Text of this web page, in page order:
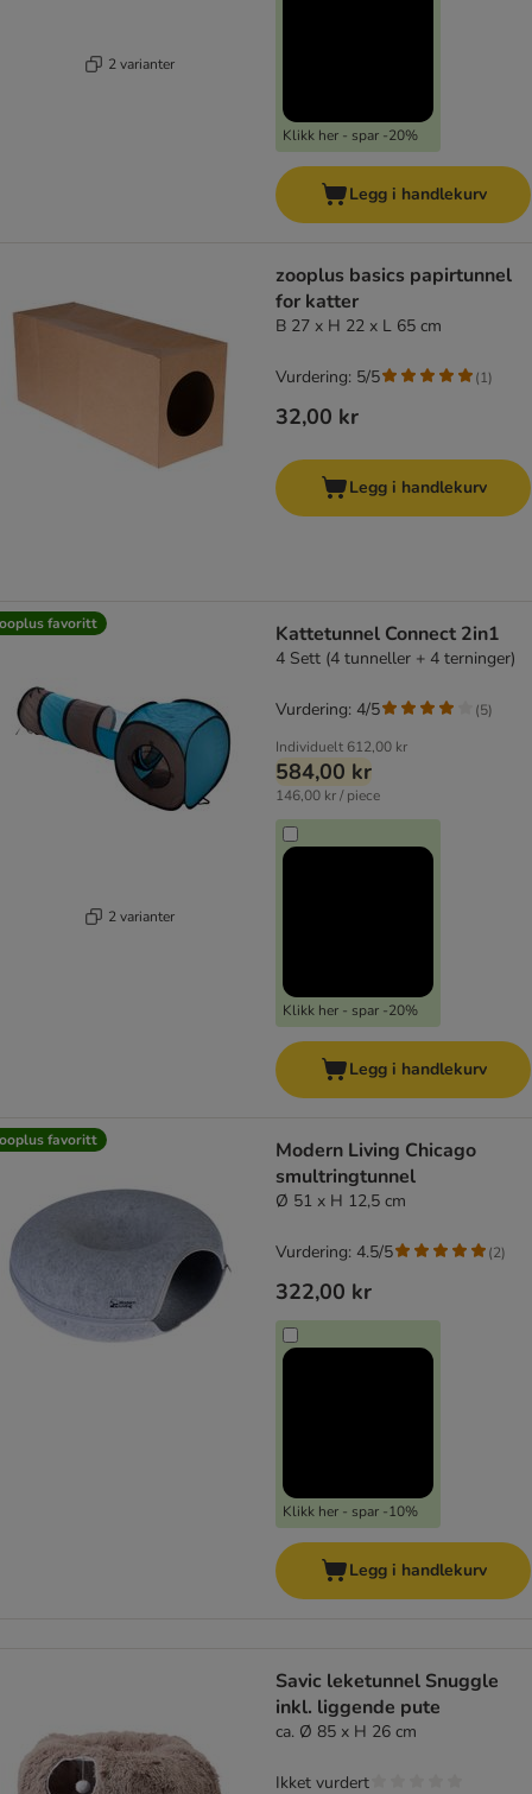
2 varianter
Klikk her - spar -20%
Legg i handlekurv
zooplus basics papirtunnel
for katter
B 27 x H 22 x L 65 cm
32,00 kr
Vurdering: 5/5 (1)
Legg i handlekurv
favoritt
2 varianter
Kattetunnel Connect 2in1
4 Sett (4 tunneller + 4 terninger)
Individuelt 612,00 kr
584,00 kr
146,00 kr / piece
Klikk her - spar -20%
Vurdering: 4/5 (5)
Legg i handlekurv
favoritt
Modern Living Chicago
smultringtunnel
Ø 51 x H 12,5 cm
322,00 kr
Klikk her - spar -10%
Vurdering: 4.5/5 (2)
Legg i handlekurv
Savic leketunnel Snuggle
inkl. liggende pute
ca. Ø 85 x H 26 cm
Ikket vurdert